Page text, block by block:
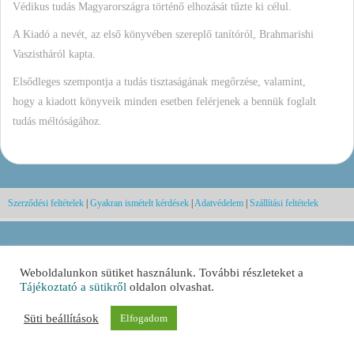
Védikus tudás Magyarországra történő elhozását tűzte ki célul.
A Kiadó a nevét, az első könyvében szereplő tanítóról, Brahmarishi
Vaszistháról kapta.
Elsődleges szempontja a tudás tisztaságának megőrzése, valamint,
hogy a kiadott könyveik minden esetben felérjenek a bennük foglalt
tudás méltóságához.
Szerződési feltételek | Gyakran ismételt kérdések | Adatvédelem | Szállítási feltételek
Weboldalunkon sütiket használunk. További részleteket a
Tájékoztató a sütikről oldalon olvashat.
Süti beállítások Elfogadom